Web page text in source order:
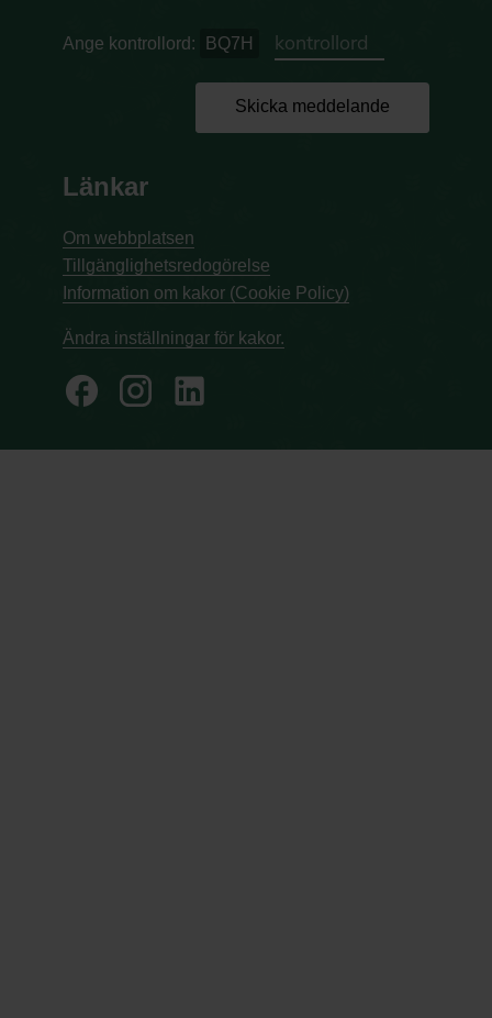
Ange kontrollord: BQ7H
Skicka meddelande
Länkar
Om webbplatsen
Tillgänglighetsredogörelse
Information om kakor (Cookie Policy)
Ändra inställningar för kakor.
facebook